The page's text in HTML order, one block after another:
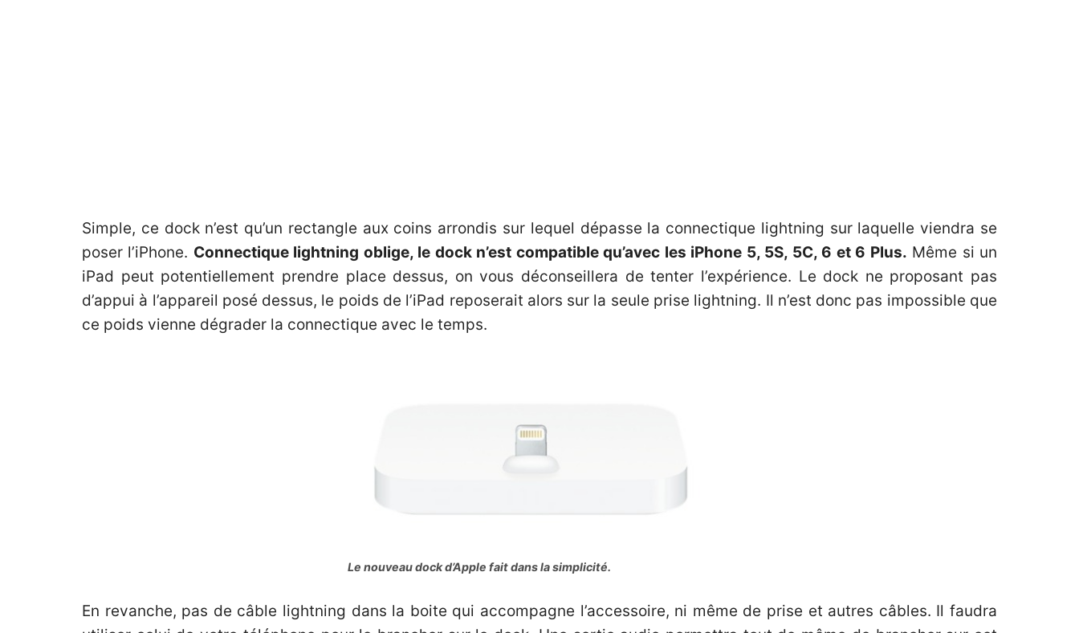
Simple, ce dock n’est qu’un rectangle aux coins arrondis sur lequel dépasse la connectique lightning sur laquelle viendra se
poser l’iPhone. Connectique lightning oblige, le dock n’est compatible qu’avec les iPhone 5, 5S, 5C, 6 et 6 Plus. Même si un
iPad peut potentiellement prendre place dessus, on vous déconseillera de tenter l’expérience. Le dock ne proposant pas
d’appui à l’appareil posé dessus, le poids de l’iPad reposerait alors sur la seule prise lightning. Il n’est donc pas impossible que
ce poids vienne dégrader la connectique avec le temps.
Le nouveau dock d’Apple fait dans la simplicité.
En revanche, pas de câble lightning dans la boite qui accompagne l’accessoire, ni même de prise et autres câbles. Il faudra